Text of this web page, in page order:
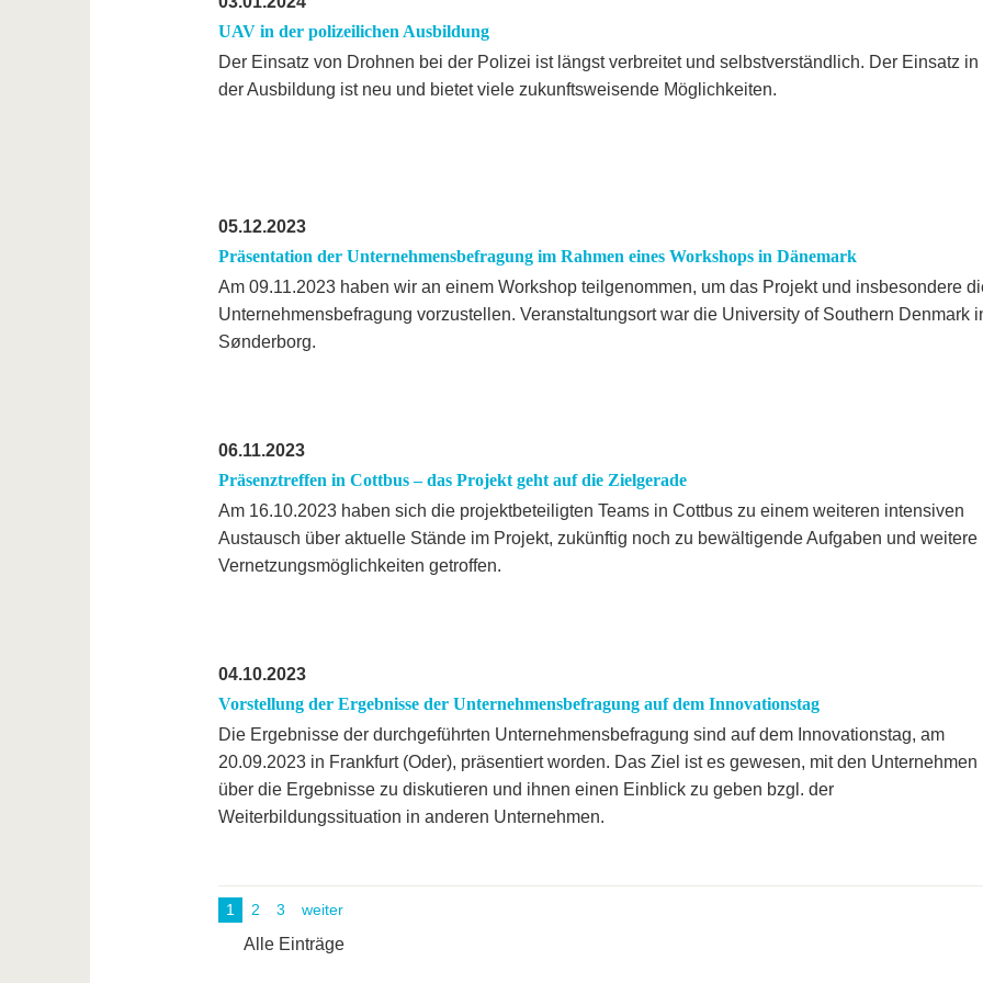
UAV in der polizeilichen Ausbildung
Der Einsatz von Drohnen bei der Polizei ist längst verbreitet und selbstverständlich. Der Einsatz in
der Ausbildung ist neu und bietet viele zukunftsweisende Möglichkeiten.
05.12.2023
Präsentation der Unternehmensbefragung im Rahmen eines Workshops in Dänemark
Am 09.11.2023 haben wir an einem Workshop teilgenommen, um das Projekt und insbesondere
Unternehmensbefragung vorzustellen. Veranstaltungsort war die University of Southern Denmark
Sønderborg.
06.11.2023
Präsenztreffen in Cottbus – das Projekt geht auf die Zielgerade
Am 16.10.2023 haben sich die projektbeteiligten Teams in Cottbus zu einem weiteren intensiven
Austausch über aktuelle Stände im Projekt, zukünftig noch zu bewältigende Aufgaben und weitere
Vernetzungsmöglichkeiten getroffen.
04.10.2023
Vorstellung der Ergebnisse der Unternehmensbefragung auf dem Innovationstag
Die Ergebnisse der durchgeführten Unternehmensbefragung sind auf dem Innovationstag, am
20.09.2023 in Frankfurt (Oder), präsentiert worden. Das Ziel ist es gewesen, mit den Unternehmen
über die Ergebnisse zu diskutieren und ihnen einen Einblick zu geben bzgl. der
Weiterbildungssituation in anderen Unternehmen.
1 2 3 weiter
Alle Einträge